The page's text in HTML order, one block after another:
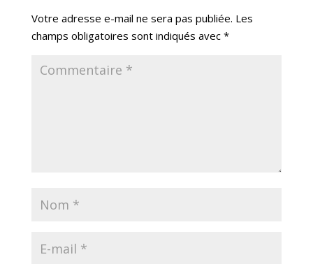
Votre adresse e-mail ne sera pas publiée. Les
champs obligatoires sont indiqués avec *